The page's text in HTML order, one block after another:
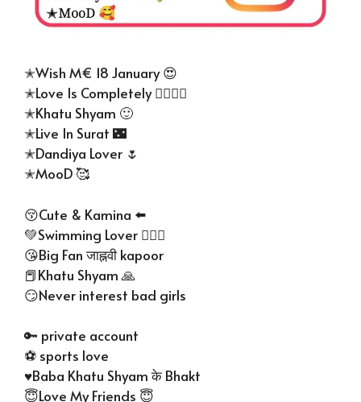
✭Wish M€ 18 January 😍
✭Love Is Completely 👩‍❤️‍💋‍👨
✭Khatu Shyam 🙂
✭Live In Surat 🌃
✭Dandiya Lover 🌷
✭MooD 🥰
😚Cute & Kamina ⬅️
💚Swimming Lover 🏊🏻‍♀️
😘Big Fan जाह्नवी kapoor
📕Khatu Shyam 🙏
😏Never interest bad girls
🔑 private account
⚽ sports love
♥️Baba Khatu Shyam के Bhakt
😇Love My Friends 😇